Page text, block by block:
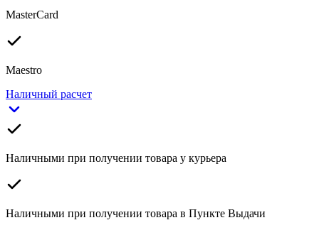
MasterCard
Maestro
Наличный расчет
Наличными при получении товара у курьера
Наличными при получении товара в Пункте Выдачи